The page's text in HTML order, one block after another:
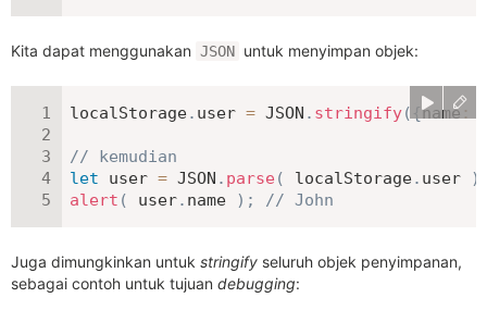
Kita dapat menggunakan JSON untuk menyimpan objek:
localStorage. user = JSON . stringify( {name :
// kemudian
let user = JSON . parse ( localStorage. user )
alert ( user. name ) ; // John
Juga dimungkinkan untuk stringify seluruh objek penyimpanan,
sebagai contoh untuk tujuan debugging: